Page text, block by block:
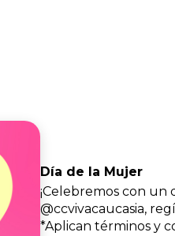
Día de la Mujer
¡Celebremos con un
@ccvivacaucasia,
*Aplican términos y